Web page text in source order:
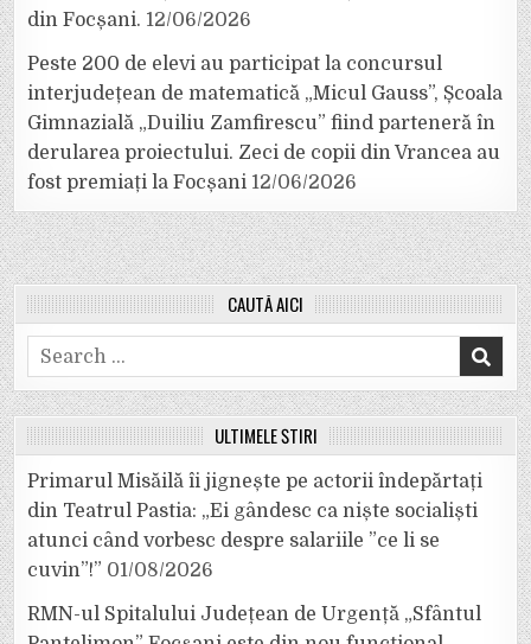
din Focșani. 12/06/2026
Peste 200 de elevi au participat la concursul
interjudețean de matematică „Micul Gauss”, Școala
Gimnazială „Duiliu Zamfirescu” fiind parteneră în
derularea proiectului. Zeci de copii din Vrancea au
fost premiați la Focșani 12/06/2026
CAUTĂ AICI
Search
for:
ULTIMELE ȘTIRI
Primarul Misăilă îi jignește pe actorii îndepărtați
din Teatrul Pastia: „Ei gândesc ca niște socialiști
atunci când vorbesc despre salariile ”ce li se
cuvin”!” 01/08/2026
RMN-ul Spitalului Județean de Urgență „Sfântul